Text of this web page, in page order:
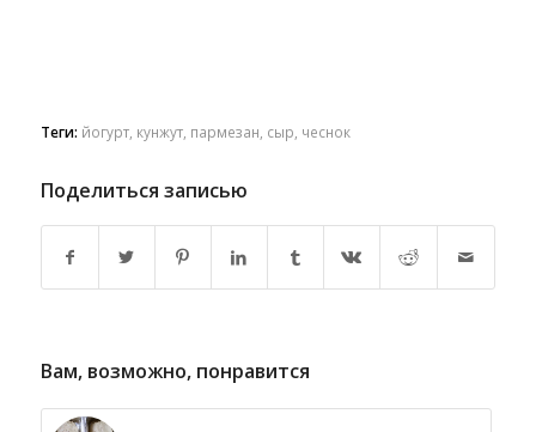
Теги: йогурт, кунжут, пармезан сыр чеснок
Поделиться записью
Вам, возможно, понравится